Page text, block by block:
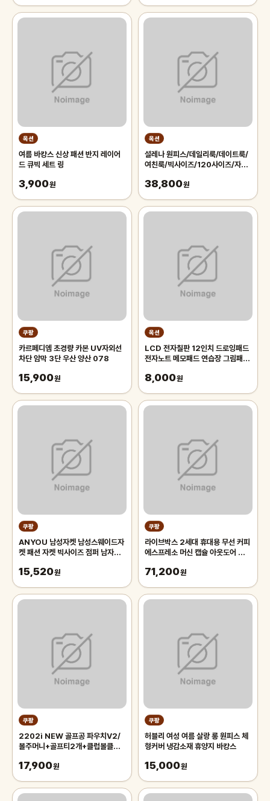
옥션
여름 바캉스 신상 패션 반지 레이어
드 큐빅 세트 링
3,900원
옥션
설레나 원피스/데일리룩/데이트룩/
여친룩/빅사이즈/120사이즈/자체
원피스
38,800원
쿠팡
카르페디엠 초경량 카본 UV자외선
차단 암막 3단 우산 양산 078
15,900원
옥션
LCD 전자칠판 12인치 드로잉패드
전자노트 메모패드 연습장 그림패
8,000원
쿠팡
ANYOU 남성자켓 남성스웨이드자
켓 패션 자켓 빅사이즈 점퍼 남자자
15,520원
쿠팡
라이브박스 2세대 휴대용 무선 커피
에스프레소 머신 캡슐 아웃도어 캠핑
71,200원
쿠팡
2202i NEW 골프공 파우치V2/
볼주머니+골프티2개+클럽볼클리
17,900원
쿠팡
허블리 여성 여름 살랑 롱 원피스 체
형커버 냉감소재 휴양지 바캉스
15,000원